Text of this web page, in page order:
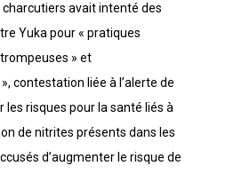
avait intenté des
Yuka pour « pratiques
» et
contestation liée à l’alerte de
les risques pour la santé liés à
de nitrites présents dans les
d’augmenter le risque de